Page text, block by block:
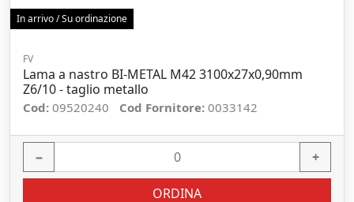
In arrivo / Su ordinazione
FV
Lama a nastro BI-METAL M42 3100x27x0,90mm
Z6/10 - taglio metallo
Cod: 09520240 Cod Fornitore: 0033142
− +
ORDINA